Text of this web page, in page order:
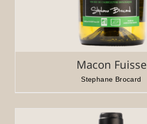
Macon Fuisse
Stephane Brocard